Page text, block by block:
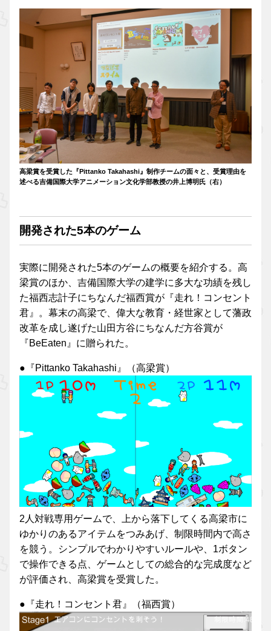
高梁賞を受賞した『Pittanko Takahashi』制作チームの面々と、受賞理由を
述べる吉備国際大学アニメーション文化学部教授の井上博明氏（右）
開発された5本のゲーム
実際に開発された5本のゲームの概要を紹介する。高
梁賞のほか、吉備国際大学の建学に多大な功績を残し
た福西志計子にちなんだ福西賞が『走れ！コンセント
君』。幕末の高梁で、偉大な教育・経世家として藩政
改革を成し遂げた山田方谷にちなんだ方谷賞が
『BeEaten』に贈られた。
●『Pittanko Takahashi』（高梁賞）
2人対戦専用ゲームで、上から落下してくる高梁市に
ゆかりのあるアイテムをつみあげ、制限時間内で高さ
を競う。シンプルでわかりやすいルールや、1ボタン
で操作できる点、ゲームとしての総合的な完成度など
が評価され、高梁賞を受賞した。
●『走れ！コンセント君』（福西賞）